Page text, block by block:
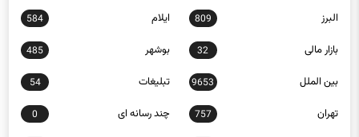
البرز 809 ایلام 584
بازار مالی 32 بوشهر 485
بین الملل 9653 تبلیغات 54
تهران 757 چند رسانه ای 0